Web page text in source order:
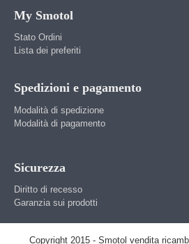
My Smotol
Stato Ordini
Lista dei preferiti
Spedizioni e pagamento
Modalità di spedizione
Modalità di pagamento
Sicurezza
Diritto di recesso
Garanzia sui prodotti
Copyright 2015 - Smotol vendita